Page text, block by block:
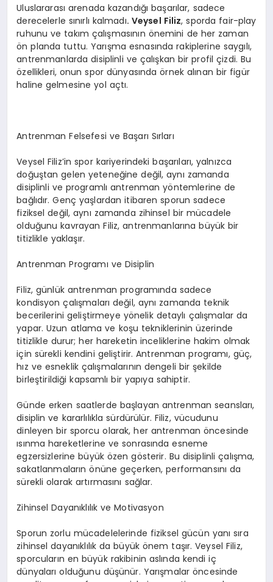
Uluslararası arenada kazandığı başarılar, sadece
derecelerle sınırlı kalmadı. Veysel Filiz, sporda fair-play
ruhunu ve takım çalışmasının önemini de her zaman
ön planda tuttu. Yarışma esnasında rakiplerine saygılı,
antrenmanlarda disiplinli ve çalışkan bir profil çizdi. Bu
özellikleri, onun spor dünyasında örnek alınan bir figür
haline gelmesine yol açtı.
Antrenman Felsefesi ve Başarı Sırları
Veysel Filiz’in spor kariyerindeki başarıları, yalnızca
doğuştan gelen yeteneğine değil, aynı zamanda
disiplinli ve programlı antrenman yöntemlerine de
bağlıdır. Genç yaşlardan itibaren sporun sadece
fiziksel değil, aynı zamanda zihinsel bir mücadele
olduğunu kavrayan Filiz, antrenmanlarına büyük bir
titizlikle yaklaşır.
Antrenman Programı ve Disiplin
Filiz, günlük antrenman programında sadece
kondisyon çalışmaları değil, aynı zamanda teknik
becerilerini geliştirmeye yönelik detaylı çalışmalar da
yapar. Uzun atlama ve koşu tekniklerinin üzerinde
titizlikle durur; her hareketin inceliklerine hakim olmak
için sürekli kendini geliştirir. Antrenman programı, güç,
hız ve esneklik çalışmalarının dengeli bir şekilde
birleştirildiği kapsamlı bir yapıya sahiptir.
Günde erken saatlerde başlayan antrenman seansları,
disiplin ve kararlılıkla sürdürülür. Filiz, vücudunu
dinleyen bir sporcu olarak, her antrenman öncesinde
ısınma hareketlerine ve sonrasında esneme
egzersizlerine büyük özen gösterir. Bu disiplinli çalışma,
sakatlanmaların önüne geçerken, performansını da
sürekli olarak artırmasını sağlar.
Zihinsel Dayanıklılık ve Motivasyon
Sporun zorlu mücadelelerinde fiziksel gücün yanı sıra
zihinsel dayanıklılık da büyük önem taşır. Veysel Filiz,
sporcuların en büyük rakibinin aslında kendi iç
dünyaları olduğunu düşünür. Yarışmalar öncesinde